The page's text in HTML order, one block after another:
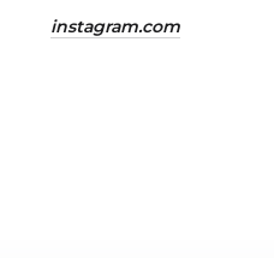
instagram.com